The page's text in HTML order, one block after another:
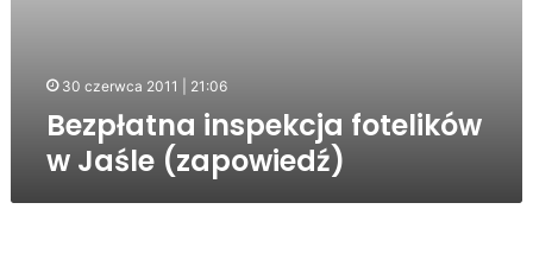
30 czerwca 2011 | 21:06
Bezpłatna inspekcja fotelików
w Jaśle (zapowiedź)